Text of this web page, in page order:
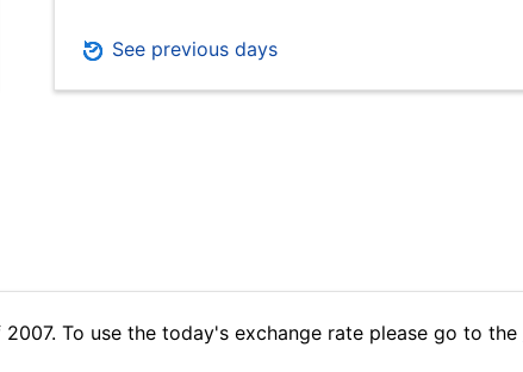
See previous days
To use the today's exchange rate please go to the